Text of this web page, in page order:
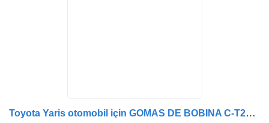
Toyota Yaris otomobil için GOMAS DE BOBINA C-T2010